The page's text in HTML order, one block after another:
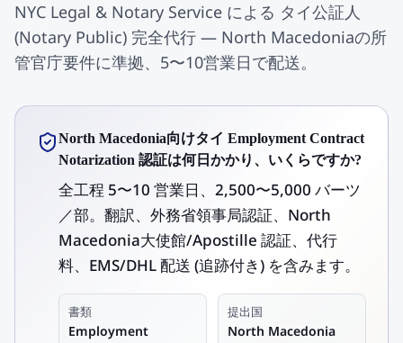
NYC Legal & Notary Service による タイ公証人
(Notary Public) 完全代行 — North Macedoniaの所
管官庁要件に準拠、5〜10営業日で配送。
North Macedonia向けタイ Employment Contract
Notarization 認証は何日かかり、いくらですか?
全工程 5〜10 営業日、2,500〜5,000 バーツ
／部。翻訳、外務省領事局認証、North
Macedonia大使館/Apostille 認証、代行
料、EMS/DHL 配送 (追跡付き) を含みます。
書類
Employment
提出国
North Macedonia